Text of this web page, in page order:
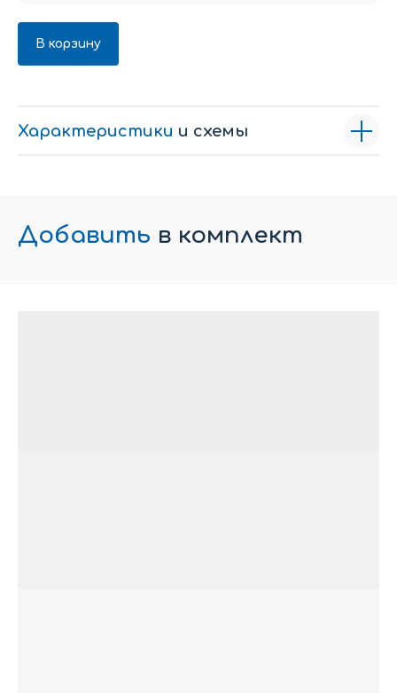
В корзину
Характеристики и схемы
Добавить в комплект